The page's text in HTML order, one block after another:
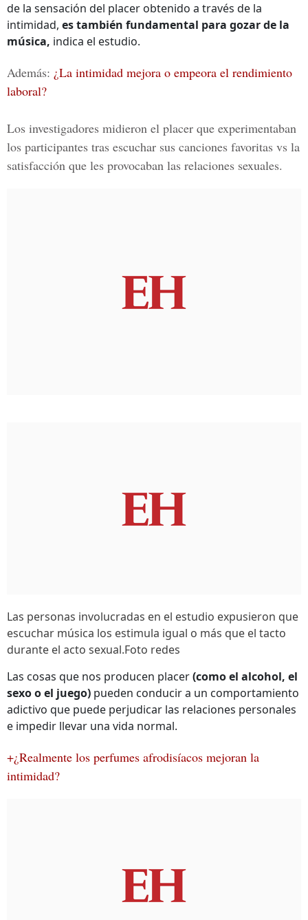
de la sensación del placer obtenido a través de la
intimidad, es también fundamental para gozar de la
música, indica el estudio.
Además: ¿La intimidad mejora o empeora el rendimiento
laboral?
Los investigadores midieron el placer que experimentaban
los participantes tras escuchar sus canciones favoritas vs la
satisfacción que les provocaban las relaciones sexuales.
Las personas involucradas en el estudio expusieron que
escuchar música los estimula igual o más que el tacto
durante el acto sexual.Foto redes
Las cosas que nos producen placer(como el alcohol, el
sexo o el juego) pueden conducir a un comportamiento
adictivo que puede perjudicar las relaciones personales
e impedir llevar una vida normal.
+¿Realmente los perfumes afrodisíacos mejoran la
intimidad?